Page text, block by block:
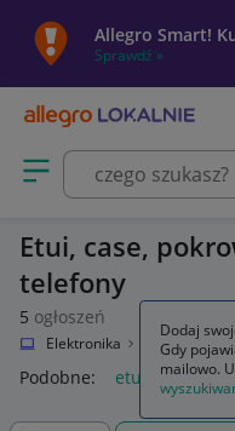
Allegro Smart!
Sprawdź »
Otwórz menu z kategoriami
Etui, case,
telefony
5 ogłoszeń
Elektronika Telefony i
Podobne: etui i
Dodaj
Gdy
mailowo.